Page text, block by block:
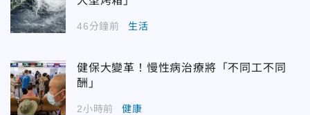
46分鐘前 生活
健保大變革！慢性病治療將「不同工不同
酬」
2小時前 健康